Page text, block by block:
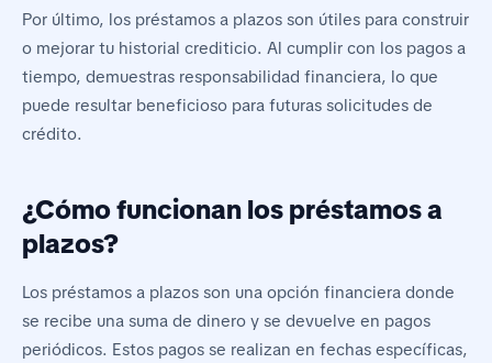
Por último, los préstamos a plazos son útiles para construir
o mejorar tu historial crediticio. Al cumplir con los pagos a
tiempo, demuestras responsabilidad financiera, lo que
puede resultar beneficioso para futuras solicitudes de
crédito.
¿Cómo funcionan los préstamos a
plazos?
Los préstamos a plazos son una opción financiera donde
se recibe una suma de dinero y se devuelve en pagos
periódicos. Estos pagos se realizan en fechas específicas,